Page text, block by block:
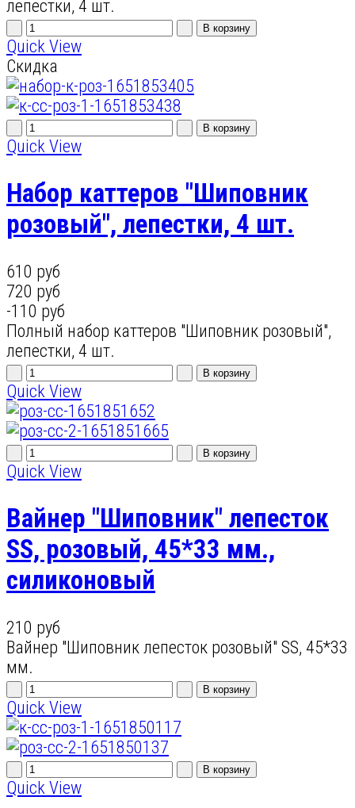
лепестки, 4 шт.
Quick View
Скидка
Quick View
Набор каттеров "Шиповник
розовый", лепестки, 4 шт.
610 руб
720 руб
-110 руб
Полный набор каттеров "Шиповник розовый",
лепестки, 4 шт.
Quick View
Quick View
Вайнер "Шиповник" лепесток
SS, розовый, 45*33 мм.,
силиконовый
210 руб
Вайнер "Шиповник лепесток розовый" SS, 45*33
мм.
Quick View
Quick View